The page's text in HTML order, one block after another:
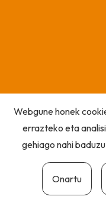
Webgune honek
errazteko eta
gehiago nahi
Onartu